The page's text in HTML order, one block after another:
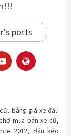
posts
, bảng giá xe đầu
chợ mua bán xe cũ,
2012, đầu kéo